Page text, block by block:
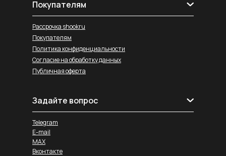
Покупателям
Рассрочка shookru
Покупателям
Политика конфиденциальности
Согласие на обработку данных
Публичная оферта
Задайте вопрос
Telegram
E-mail
MAX
Вконтакте